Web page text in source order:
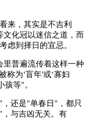
来，其实是不吉利
文化冠以迷信之道，而
虑到择日的宜忌。
普遍流传着这样一种
称为‘盲年'或‘寡妇
孩等"。
还是"单春日"，都只
与吉凶无关。有